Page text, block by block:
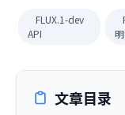
FLUX.1-dev
API
文章目录